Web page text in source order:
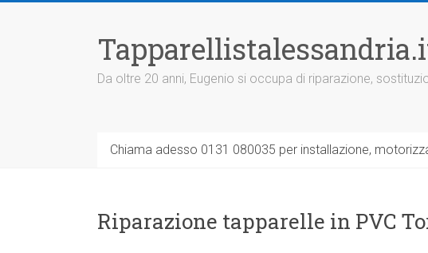
Da oltre 20 anni, Eugenio si occupa di riparazione,
Chiama adesso 0131 080035 per installazione,
Riparazione tapparelle in PVC